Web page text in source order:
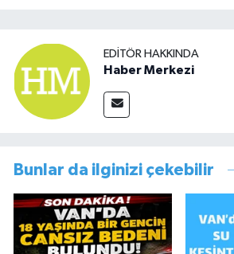
EDITÖR HAKKINDA
Haber Merkezi
Bunlar da ilginizi çekebilir